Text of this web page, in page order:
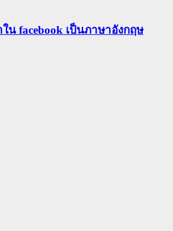
น facebook เป็นภาษาอังกฤษ